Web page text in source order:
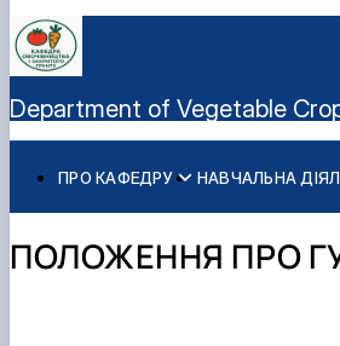
Department of Vegetable
ПРО КАФЕДРУ
Історія кафедри
НАВЧАЛЬНА
Сторінка магістра
Програми практик
Студентський гурток
Вступнику
Графік відпрацювань
Графік відпрацювань
ПОЛОЖЕННЯ ПРО